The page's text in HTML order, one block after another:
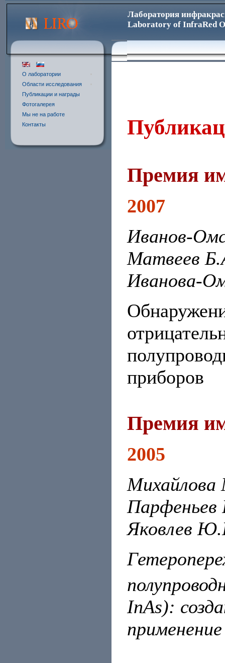
Лаборатория
Laboratory of InfraRed
О лаборатории
Области исследования
Публикации и награды
Фотогалерея
Мы не на работе
Контакты
Премия
2007
Иванов-
Матвеев
Иванова-
Премия
2005
Яковлев
InAs):